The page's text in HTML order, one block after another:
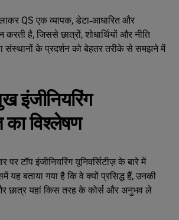
QS एक व्यापक, डेटा‑आधारित और
करती है, जिससे छात्रों, शोधार्थियों और नीति
संस्थानों के प्रदर्शन को बेहतर तरीके से समझने में
इंजीनियरिंग
का विश्लेषण
टॉप इंजीनियरिंग यूनिवर्सिटीज़ के बारे में
यह बताया गया है कि वे क्यों प्रसिद्ध हैं, उनकी
छात्र यहां किस तरह के कोर्स और अनुभव ले